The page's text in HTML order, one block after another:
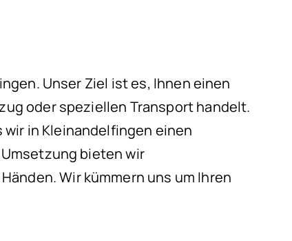
Unser Ziel ist es, Ihnen einen
oder speziellen Transport handelt.
in Kleinandelfingen einen
bieten wir
Wir kümmern uns um Ihren